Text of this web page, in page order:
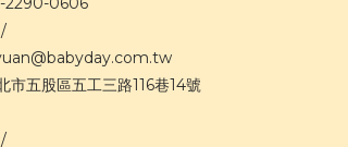
市五股區五工三路116巷14號